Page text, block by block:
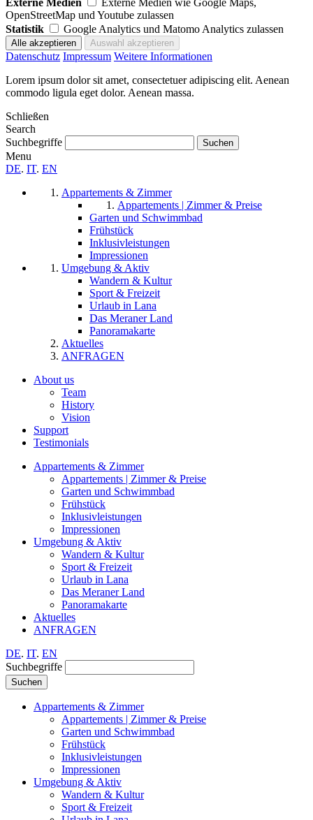
Externe Medien
Externe Medien wie Google Maps,
OpenStreetMap und Youtube zulassen
Statistik
Google Analytics und Matomo Analytics zulassen
Datenschutz Impressum Weitere Informationen
Lorem ipsum dolor sit amet, consectetuer adipiscing elit. Aenean
commodo ligula eget dolor. Aenean massa.
Schließen
Search
Suchbegriffe
Menu
DE. IT. EN
Appartements & Zimmer
Appartements | Zimmer & Preise
Garten und Schwimmbad
Frühstück
Inklusivleistungen
Impressionen
Umgebung & Aktiv
Wandern & Kultur
Sport & Freizeit
Urlaub in Lana
Das Meraner Land
Panoramakarte
Aktuelles
ANFRAGEN
About us
Team
History
Vision
Support
Testimonials
Appartements & Zimmer
Appartements | Zimmer & Preise
Garten und Schwimmbad
Frühstück
Inklusivleistungen
Impressionen
Umgebung & Aktiv
Wandern & Kultur
Sport & Freizeit
Urlaub in Lana
Das Meraner Land
Panoramakarte
Aktuelles
ANFRAGEN
DE. IT. EN
Suchbegriffe
Suchen
Appartements & Zimmer
Appartements | Zimmer & Preise
Garten und Schwimmbad
Frühstück
Inklusivleistungen
Impressionen
Umgebung & Aktiv
Wandern & Kultur
Sport & Freizeit